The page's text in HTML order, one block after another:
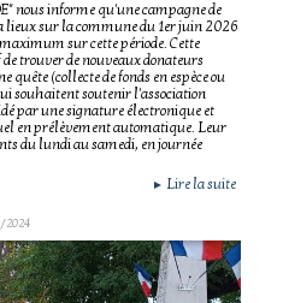
nous informe qu'une campagne de
sur la commune du 1er juin 2026
sur cette période. Cette
trouver de nouveaux donateurs
quête (collecte de fonds en espèce ou
souhaitent soutenir l'association
par une signature électronique et
en prélèvement automatique. Leur
du lundi au samedi, en journée
► Lire la suite
2024